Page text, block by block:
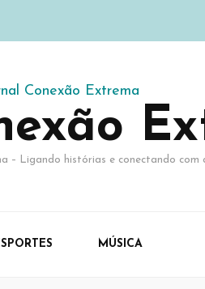
– Ligando histórias e conectando com
MÚSICA